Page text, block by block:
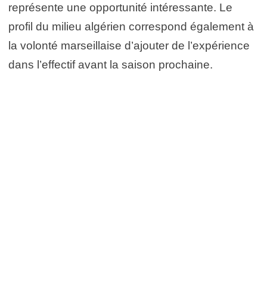
représente une opportunité intéressante. Le
profil du milieu algérien correspond également à
la volonté marseillaise d’ajouter de l’expérience
dans l’effectif avant la saison prochaine.